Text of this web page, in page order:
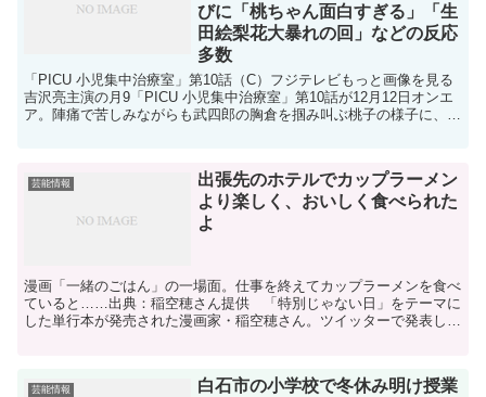
びに「桃ちゃん面白すぎる」「生
田絵梨花大暴れの回」などの反応
多数
「PICU 小児集中治療室」第10話（C）フジテレビもっと画像を見る
吉沢亮主演の月9「PICU 小児集中治療室」第10話が12月12日オンエ
ア。陣痛で苦しみながらも武四郎の胸倉を掴み叫ぶ桃子の様子に、視
芸能情報
出張先のホテルでカップラーメン
より楽しく、おいしく食べられた
よ
漫画「一緒のごはん」の一場面。仕事を終えてカップラーメンを食べ
ていると……出典：稲空穂さん提供 「特別じゃない日」をテーマに
した単行本が発売された漫画家・稲空穂さん。ツイッターで発表して
芸能情報
白石市の小学校で冬休み明け授業